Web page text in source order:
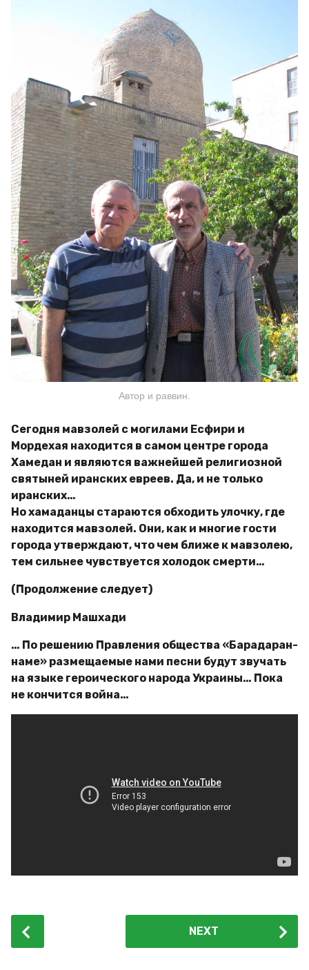
Автор и раввин.
Сегодня мавзолей с могилами Есфири и
Мордехая находится в самом центре города
Хамедан и являются важнейшей религиозной
святыней иранских евреев. Да, и не только
иранских…
Но хамаданцы стараются обходить улочку, где
находится мавзолей. Они, как и многие гости
города утверждают, что чем ближе к мавзолею,
тем сильнее чувствуется холодок смерти…
(Продолжение следует)
Владимир Машхади
… По решению Правления общества «Барадаран-
наме» размещаемые нами песни будут звучать
на языке героического народа Украины… Пока
не кончится война…
P
NEXT